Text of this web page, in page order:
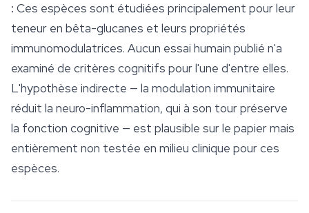
: Ces espèces sont étudiées principalement pour leur
teneur en bêta-glucanes et leurs propriétés
immunomodulatrices. Aucun essai humain publié n'a
examiné de critères cognitifs pour l'une d'entre elles.
L'hypothèse indirecte — la modulation immunitaire
réduit la neuro-inflammation, qui à son tour préserve
la fonction cognitive — est plausible sur le papier mais
entièrement non testée en milieu clinique pour ces
espèces.